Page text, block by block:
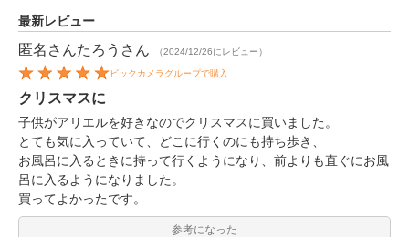
最新レビュー
匿名さんたろう さん （2024/12/26にレビュー）
ビックカメラグループで購入
クリスマスに
子供がアリエルを好きなのでクリスマスに買いました。
とても気に入っていて、どこに行くのにも持ち歩き、
お風呂に入るときに持って行くようになり、前よりも直ぐにお風
呂に入るようになりました。
買ってよかったです。
参考になった